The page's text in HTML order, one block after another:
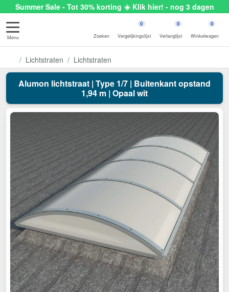
Summer Sale - Tot 30% korting ☀️ Klik hier! - nog 3 dagen
Menu Zoeken
0
Vergelijkingslijst
0
Verlanglijst
0
Winkelwagen
Lichtstraten Lichtstraten
Alumon lichtstraat | Type 1/7 | Buitenkant opstand
1,94 m | Opaal wit